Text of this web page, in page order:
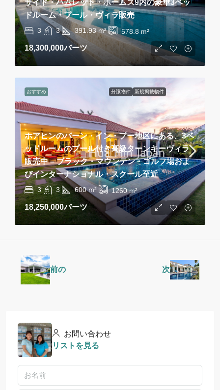
サイド・ハムレット・ホームズ9内の豪華3ベッ
ドルーム・プール・ヴィラ販売
3 3 391.93 m² 578.8 m²
18,300,000バーツ
おすすめ 分譲物件 新規掲載物件
ホアヒンのバーン・イン・プー地区にある、3ベ
ッドルームのプール付き高級ターンキーヴィラ
販売中 – ブラック・マウンテン・ゴルフ場およ
びインターナショナル・スクール至近
3 3 600 m² 1260m²
18,250,000バーツ
前の 次
お問い合わせ
リストを見る